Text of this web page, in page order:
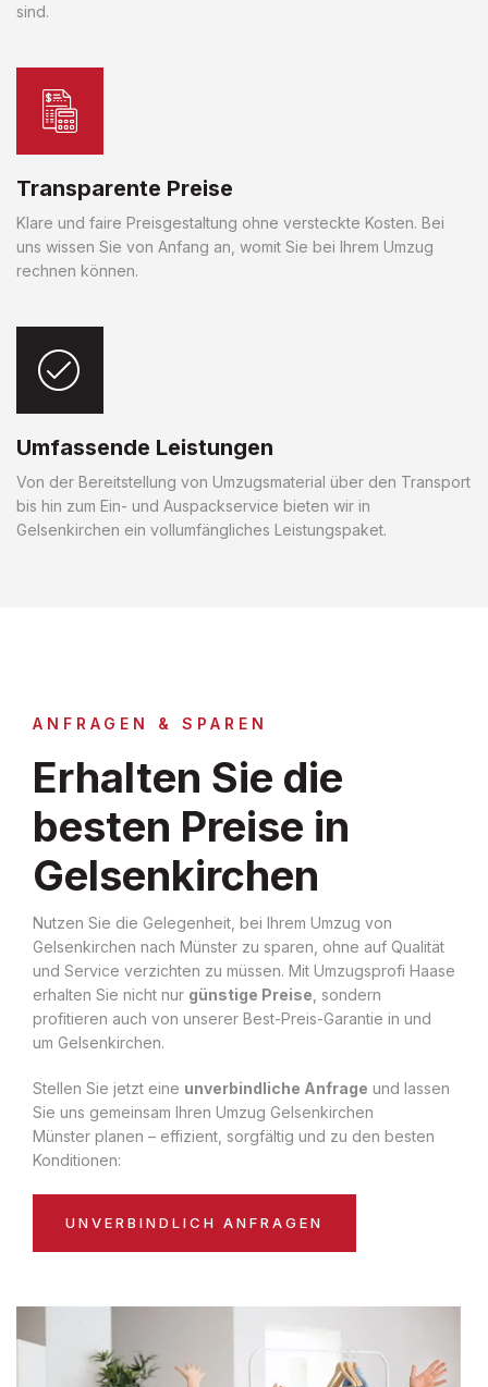
sind.
Transparente Preise
Klare und faire Preisgestaltung ohne versteckte Kosten. Bei
uns wissen Sie von Anfang an, womit Sie bei Ihrem Umzug
rechnen können.
Umfassende Leistungen
Von der Bereitstellung von Umzugsmaterial über den Transport
bis hin zum Ein- und Auspackservice bieten wir in
Gelsenkirchen ein vollumfängliches Leistungspaket.
ANFRAGEN & SPAREN
Erhalten Sie die
besten Preise in
Gelsenkirchen
Nutzen Sie die Gelegenheit, bei Ihrem Umzug von
Gelsenkirchen nach Münster zu sparen, ohne auf Qualität
und Service verzichten zu müssen. Mit Umzugsprofi Haase
erhalten Sie nicht nur günstige Preise , sondern
profitieren auch von unserer Best-Preis-Garantie in und
um Gelsenkirchen.
Stellen Sie jetzt eine unverbindliche Anfrage und lassen
Sie uns gemeinsam Ihren Umzug Gelsenkirchen
Münster planen – effizient, sorgfältig und zu den besten
Konditionen:
UNVERBINDLICH ANFRAGEN